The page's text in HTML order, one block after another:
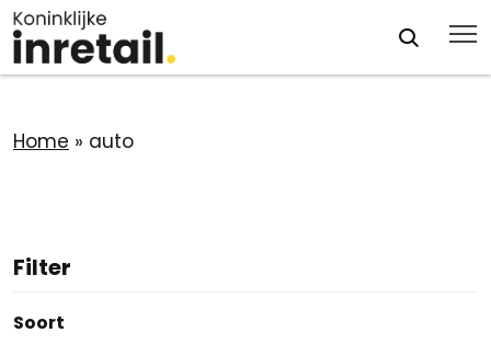
Home » auto
Filter
Soort